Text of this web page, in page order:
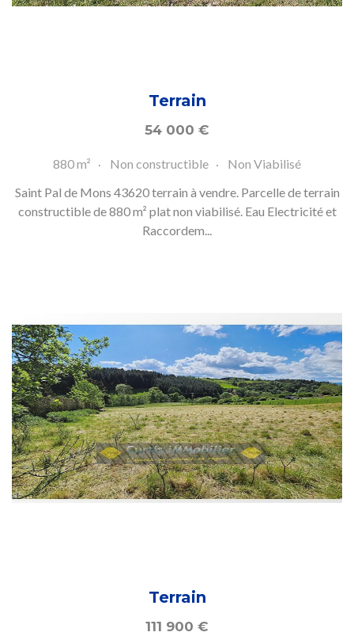
Terrain
54 000 €
880 m² Non constructible
Non Viabilisé
Saint Pal de Mons 43620 terrain à vendre. Parcelle de terrain
constructible de 880 m² plat non viabilisé. Eau Electricité et
Raccordem...
Terrain
111 900 €